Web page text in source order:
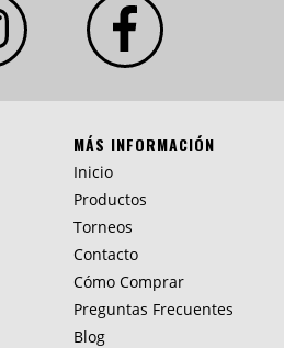
MÁS INFORMACIÓN
Inicio
Productos
Torneos
Contacto
Cómo Comprar
Preguntas Frecuentes
Blog